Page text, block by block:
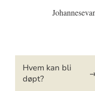
Hvem kan bli
døpt?